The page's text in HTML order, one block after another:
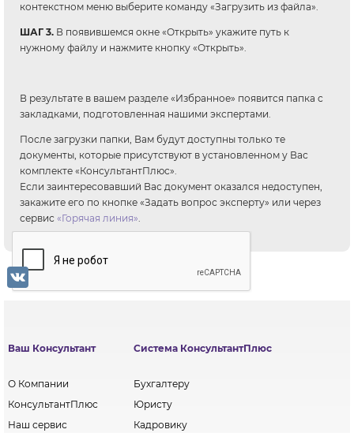
контекстном меню выберите команду «Загрузить из файла».
ШАГ 3. В появившемся окне «Открыть» укажите путь к
нужному файлу и нажмите кнопку «Открыть».
В результате в вашем разделе «Избранное» появится папка с
закладками, подготовленная нашими экспертами.
После загрузки папки, Вам будут доступны только те
документы, которые присутствуют в установленном у Вас
комплекте «КонсультантПлюс».
Если заинтересовавший Вас документ оказался недоступен,
закажите его по кнопке «Задать вопрос эксперту» или через
сервис «Горячая линия».
VK
Ваш Консультант
О Компании
КонсультантПлюс
Наш сервис
Система КонсультантПлюс
Бухгалтеру
Юристу
Кадровику